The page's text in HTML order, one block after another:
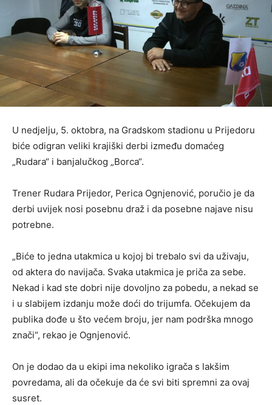
U nedjelju, 5. oktobra, na Gradskom stadionu u Prijedoru
biće odigran veliki krajiški derbi između domaćeg
„Rudara“ i banjalučkog „Borca“.
Trener Rudara Prijedor, Perica Ognjenović, poručio je da
derbi uvijek nosi posebnu draž i da posebne najave nisu
potrebne.
„Biće to jedna utakmica u kojoj bi trebalo svi da uživaju,
od aktera do navijača. Svaka utakmica je priča za sebe.
Nekad i kad ste dobri nije dovoljno za pobedu, a nekad se
i u slabijem izdanju može doći do trijumfa. Očekujem da
publika dođe u što većem broju, jer nam podrška mnogo
znači“, rekao je Ognjenović.
On je dodao da u ekipi ima nekoliko igrača s lakšim
povredama, ali da očekuje da će svi biti spremni za ovaj
susret.